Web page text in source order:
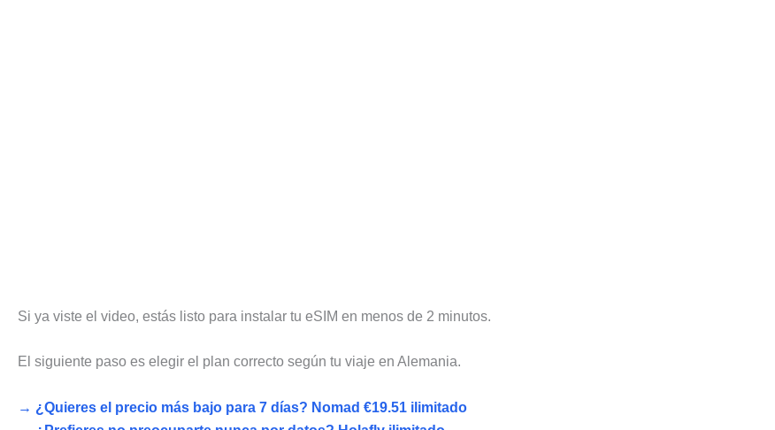
Si ya viste el video, estás listo para instalar tu eSIM en menos de 2 minutos.
El siguiente paso es elegir el plan correcto según tu viaje en Alemania.
→ ¿Quieres el precio más bajo para 7 días? Nomad €19.51 ilimitado